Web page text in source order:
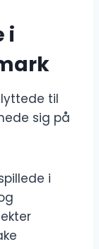
i
til
sig på
i